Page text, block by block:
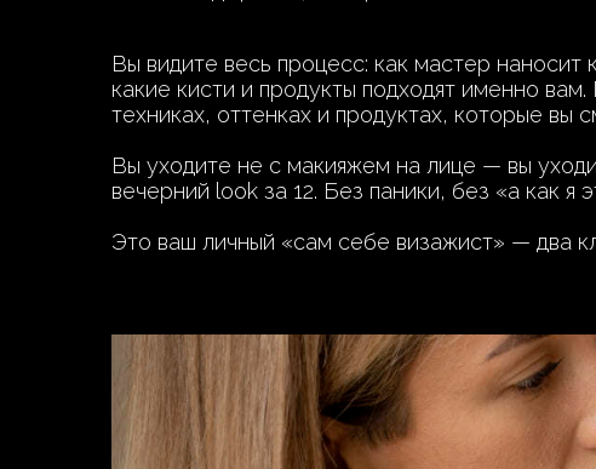
Вы видите весь процесс: как мастер
какие кисти и продукты подходят именно
техниках, оттенках и продуктах, которые вы
Вы уходите не с макияжем на лице — вы
вечерний look за 12. Без паники, без «а как я
Это ваш личный «сам себе визажист» — два